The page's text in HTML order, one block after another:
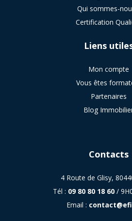
Qui sommes-
Certification
Liens
Mon compte
Vous êtes
Partenaires
Blog
Contacts
4 Route de Glisy,
Tél : 09 80 80 18 60 /
Email :